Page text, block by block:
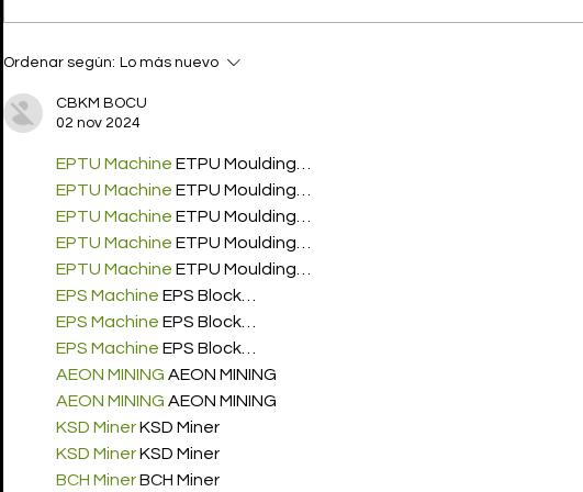
la nueva collab con
CONVERSE
Ordenar según: Lo más nuevo
CBKM BOCU
02 nov 2024
EPTU Machine ETPU Moulding…
EPTU Machine ETPU Moulding…
EPTU Machine ETPU Moulding…
EPTU Machine ETPU Moulding…
EPTU Machine ETPU Moulding…
EPS Machine EPS Block…
EPS Machine EPS Block…
EPS Machine EPS Block…
AEON MINING AEON MINING
AEON MINING AEON MINING
KSD Miner KSD Miner
KSD Miner KSD Miner
BCH Miner BCH Miner